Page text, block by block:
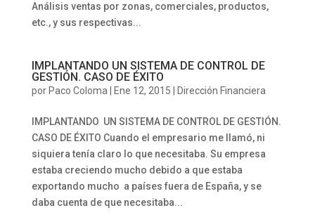
Análisis ventas por zonas, comerciales, productos,
etc., y sus respectivas...
IMPLANTANDO UN SISTEMA DE CONTROL DE
GESTIÓN. CASO DE ÉXITO
por Paco Coloma Ene 12, 2015 Dirección Financiera
IMPLANTANDO UN SISTEMA DE CONTROL DE GESTIÓN.
CASO DE ÉXITO Cuando el empresario me llamó, ni
siquiera tenía claro lo que necesitaba. Su empresa
estaba creciendo mucho debido a que estaba
exportando mucho a países fuera de España, y se
daba cuenta de que necesitaba...